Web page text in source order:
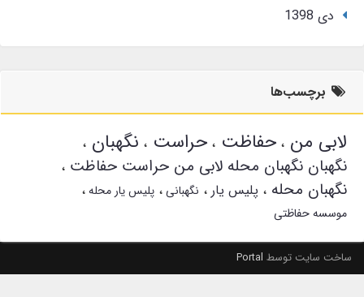
دی 1398
برچسب‌ها
لابی من حفاظت حراست نگهبان
نگهبان نگهبان محله لابی من حراست حفاظت
نگهبان محله پلیس یار نگهبانی پلیس یار محله
موسسه حفاظتی
ساخت سایت توسطPortal